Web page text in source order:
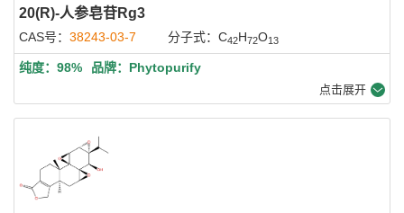
20(R)-人参皂苷Rg3
CAS号： 38243-03-7 分子式：C42H72O13
纯度：98% 品牌：Phytopurify
点击展开